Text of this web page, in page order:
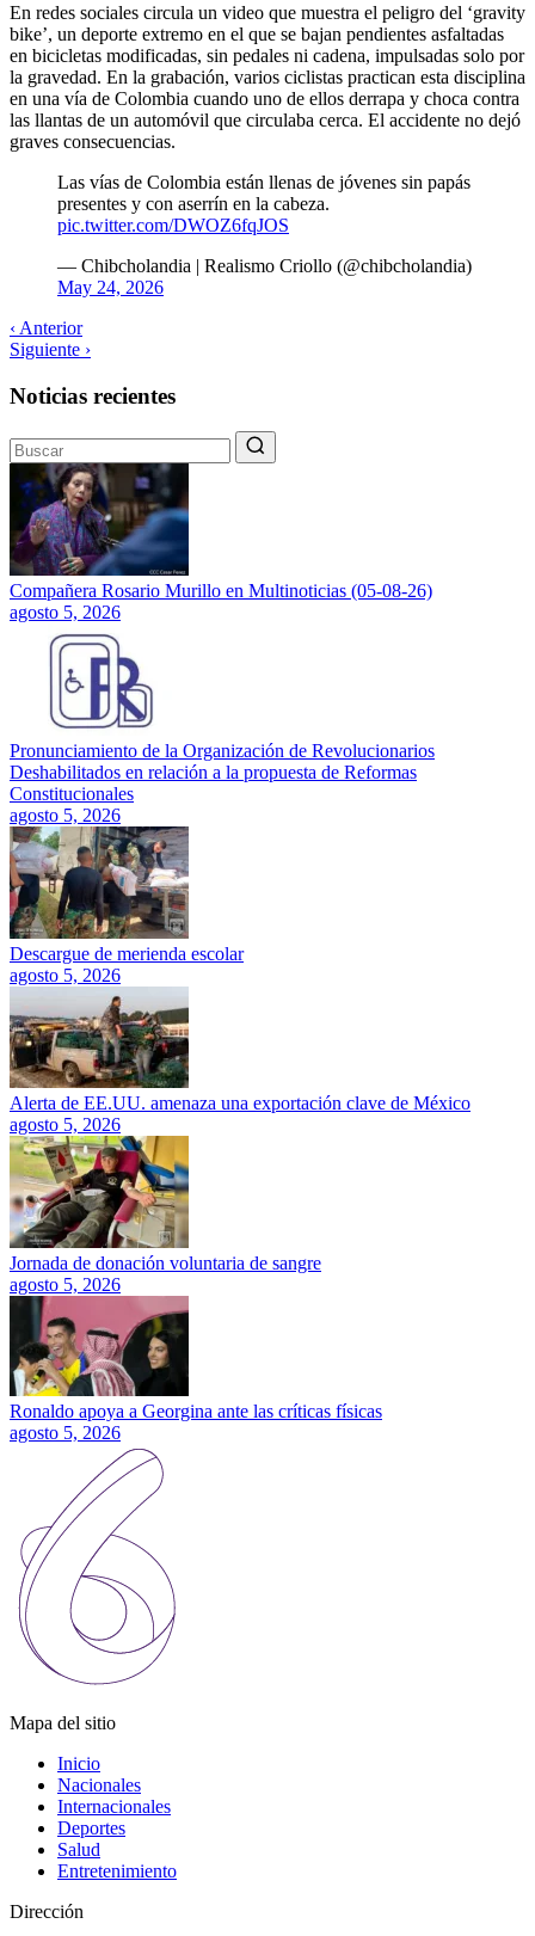
En redes sociales circula un video que muestra el peligro del ‘gravity
bike’, un deporte extremo en el que se bajan pendientes asfaltadas
en bicicletas modificadas, sin pedales ni cadena, impulsadas solo por
la gravedad. En la grabación, varios ciclistas practican esta disciplina
en una vía de Colombia cuando uno de ellos derrapa y choca contra
las llantas de un automóvil que circulaba cerca. El accidente no dejó
graves consecuencias.
Las vías de Colombia están llenas de jóvenes sin papás
presentes y con aserrín en la cabeza.
pic.twitter.com/DWOZ6fqJOS
— Chibcholandia | Realismo Criollo (@chibcholandia)
May 24, 2026
‹ Anterior
Siguiente ›
Noticias recientes
Compañera Rosario Murillo en Multinoticias (05-08-26)
agosto 5, 2026
Pronunciamiento de la Organización de Revolucionarios
Deshabilitados en relación a la propuesta de Reformas
Constitucionales
agosto 5, 2026
Descargue de merienda escolar
agosto 5, 2026
Alerta de EE.UU. amenaza una exportación clave de México
agosto 5, 2026
Jornada de donación voluntaria de sangre
agosto 5, 2026
Ronaldo apoya a Georgina ante las críticas físicas
agosto 5, 2026
Mapa del sitio
Inicio
Nacionales
Internacionales
Deportes
Salud
Entretenimiento
Dirección